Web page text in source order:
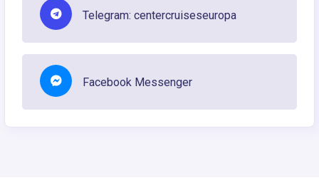
Telegram: centercruiseseuropa
Facebook Messenger